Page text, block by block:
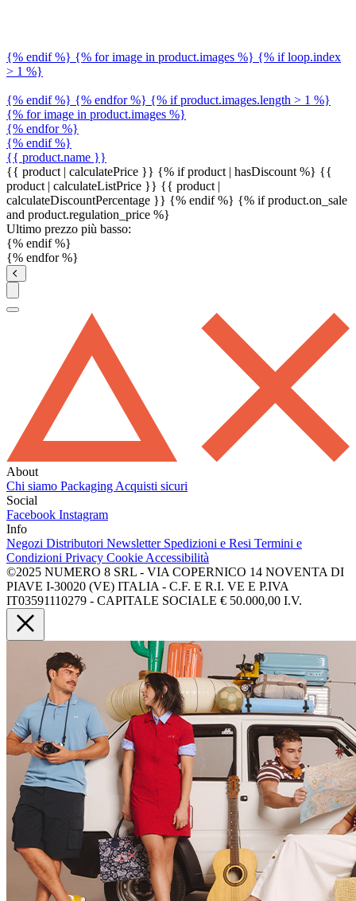
{% endif %} {% for image in product.images %} {% if loop.index
> 1 %}
{% endif %} {% endfor %} {% if product.images.length > 1 %}
{% for image in product.images %}
{% endfor %}
{% endif %}
{{ product.name }}
{{ product | calculatePrice }} {% if product | hasDiscount %} {{
product | calculateListPrice }} {{ product |
calculateDiscountPercentage }} {% endif %} {% if product.on_sale
and product.regulation_price %}
Ultimo prezzo più basso:
{% endif %}
{% endfor %}
About
Chi siamo Packaging Acquisti sicuri
Social
Facebook Instagram
Info
Negozi Distributori Newsletter Spedizioni e Resi Termini e
Condizioni Privacy Cookie Accessibilità
©2025 NUMERO 8 SRL - VIA COPERNICO 14 NOVENTA DI
PIAVE I-30020 (VE) ITALIA - C.F. E R.I. VE E P.IVA
IT03591110279 - CAPITALE SOCIALE € 50.000,00 I.V.